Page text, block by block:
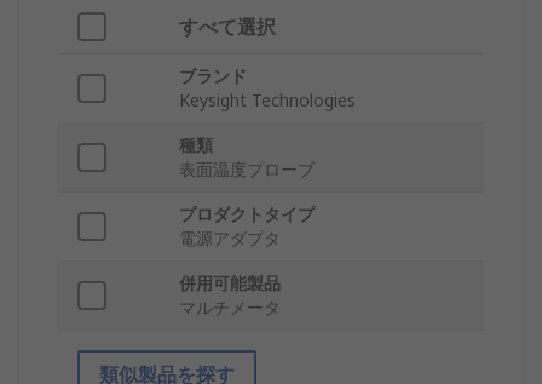
すべて選択
ブランド
Keysight Technologies
種類
表面温度プローブ
プロダクトタイプ
電源アダプタ
併用可能製品
マルチメータ
類似製品を探す